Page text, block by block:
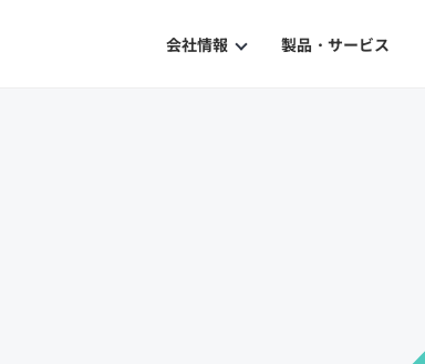
会社情報 製品・サービス